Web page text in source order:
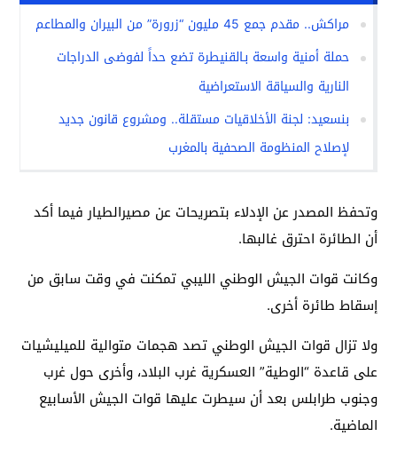
مراكش.. مقدم جمع 45 مليون “زرورة” من البيران والمطاعم
حملة أمنية واسعة بـالقنيطرة تضع حداً لفوضى الدراجات
النارية والسياقة الاستعراضية
بنسعيد: لجنة الأخلاقيات مستقلة.. ومشروع قانون جديد
لإصلاح المنظومة الصحفية بالمغرب
وتحفظ المصدر عن الإدلاء بتصريحات عن مصيرالطيار فيما أكد
أن الطائرة احترق غالبها.
وكانت قوات الجيش الوطني الليبي تمكنت في وقت سابق من
إسقاط طائرة أخرى.
ولا تزال قوات الجيش الوطني تصد هجمات متوالية للميليشيات
على قاعدة “الوطية” العسكرية غرب البلاد، وأخرى حول غرب
وجنوب طرابلس بعد أن سيطرت عليها قوات الجيش الأسابيع
الماضية.